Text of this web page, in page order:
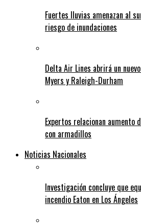
Fuertes lluvias amenazan al
riesgo de inundaciones
Delta Air Lines abrirá un
Myers y Raleigh-Durham
Expertos relacionan aumento
con armadillos
Noticias Nacionales
Investigación concluye que
incendio Eaton en Los Ángeles